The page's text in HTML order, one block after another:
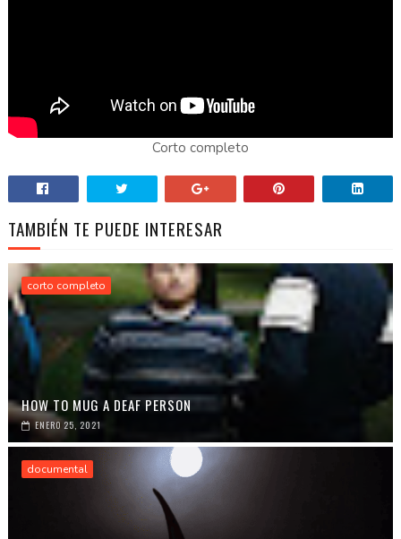
Corto completo
TAMBIÉN TE PUEDE INTERESAR
corto completo
HOW TO MUG A DEAF PERSON
ENERO 25, 2021
documental